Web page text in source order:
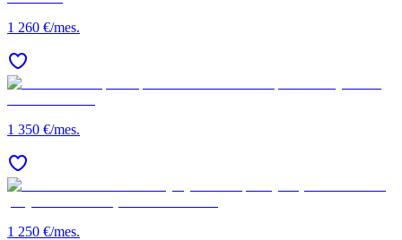
1 260 €/mes.
1 350 €/mes.
1 250 €/mes.